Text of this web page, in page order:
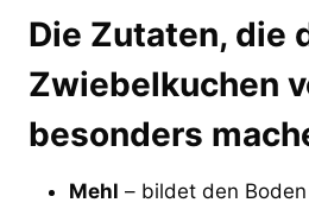
Die Zutaten, die
Zwiebelkuchen
besonders
Mehl – bildet den